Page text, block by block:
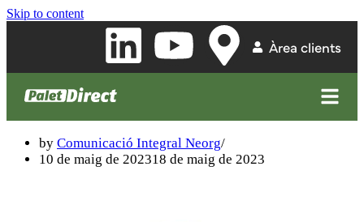
Skip to content
Àrea clients
Palet 120 x 100 dues entrades d’envàs
perdut
by Comunicació Integral Neorg
10 de maig de 202318 de maig de 2023